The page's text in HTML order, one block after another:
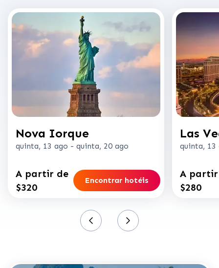
Nova Iorque
quinta, 13 ago - quinta, 20 ago
A partir de
$320
Encontrar hotéis
Las
quinta, 13
A
$280